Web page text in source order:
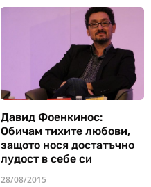
Давид Фоенкинос:
Обичам тихите любови,
защото нося достатъчно
лудост в себе си
28/08/2015